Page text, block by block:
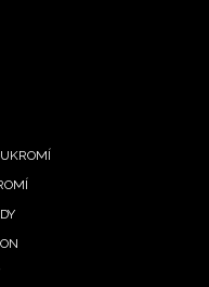
s
Extra s.r.o.